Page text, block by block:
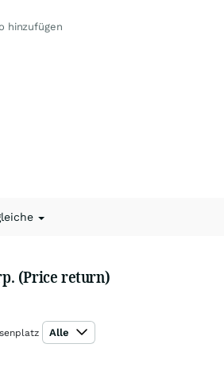
hinzufügen
(Price return)
Alle